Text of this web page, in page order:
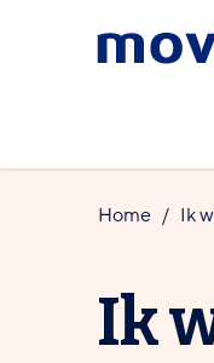
Spring
SpringMovir
naar
de
Home Ik
Ik